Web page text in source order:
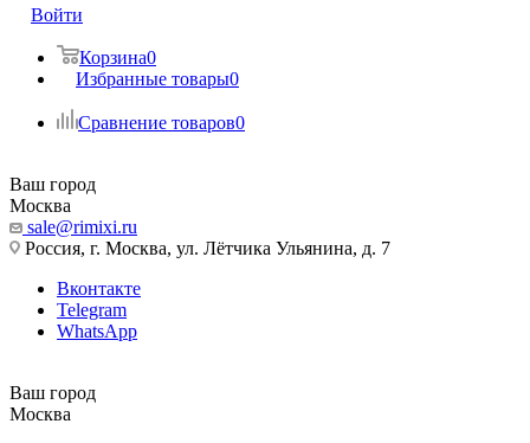
Войти
Корзина0
Избранные товары0
Сравнение товаров0
Ваш город
Москва
sale@rimixi.ru
Россия, г. Москва, ул. Лётчика Ульянина, д. 7
Вконтакте
Telegram
WhatsApp
Ваш город
Москва